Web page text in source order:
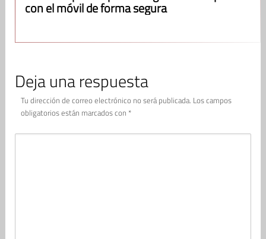
con el móvil de forma segura
Deja una respuesta
Tu dirección de correo electrónico no será publicada. Los campos
obligatorios están marcados con *